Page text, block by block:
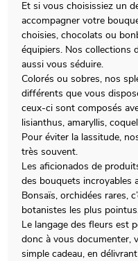
Et si vous choisissiez un
accompagner votre
choisies, chocolats ou
équipiers. Nos collections
aussi vous séduire.
Colorés ou sobres, nos
différents que vous
ceux-ci sont composés
lisianthus, amaryllis,
Pour éviter la lassitude,
très souvent.
Les aficionados de
des bouquets incroyables
Bonsaïs, orchidées rares,
botanistes les plus
Le langage des fleurs est
donc à vous documenter,
simple cadeau, en